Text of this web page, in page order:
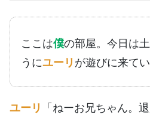
ここは僕の部屋。今日は
うにユーリ が遊びに来てい
ユーリ 「ねーお兄ちゃん。